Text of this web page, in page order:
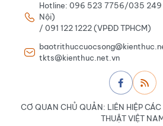
Hotline: 096 523 7756/035 249
Nội)
/ 091 122 1222 (VPĐD TPHCM)
tkts@kienthuc.net.vn
CƠ QUAN CHỦ QUẢN: LIÊN HIỆP
THUẬT VIỆT